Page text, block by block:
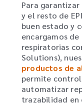
Para
y el resto de
buen estado y
encargamos
respiratorias
Solutions),
productos de
permite
automatizar
trazabilidad en